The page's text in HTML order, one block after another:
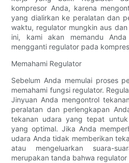
kompresor Anda, karena
yang dialirkan ke peralatan dan
waktu, regulator mungkin aus
ini, kami akan memandu Anda
mengganti regulator pada
Memahami Regulator
Sebelum Anda memulai proses
memahami fungsi regulator.
Jinyuan Anda mengontrol
peralatan dan perlengkapan
tekanan udara yang tepat
yang optimal. Jika Anda
udara Anda tidak memberikan
atau mengeluarkan suara-
merupakan tanda bahwa